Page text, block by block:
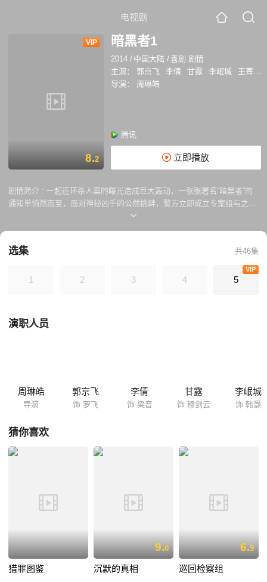
电视剧
VIP
8.2
暗黑者1
2014 / 中国大陆 /喜剧 剧情
主演：
郭京飞 李倩 甘露 李岷城 王菁
导演：
周琳皓
腾讯
立即播放
剧情简介 : 一起连环杀人案的曝光造成巨大轰动，一张张署名“暗黑者”的
通知单悄然而至，面对神秘凶手的公然挑衅，警方立即成立专案组与之抗
衡，令人大跌眼镜的是，这个团队的成员们个个“人中龙凤”——高智商low
堪称一群怒放的奇葩。一桩桩离奇罪案接踵而至，专案组众人在不断磨合
中日益强大，拼尽全力与神秘暗黑者斗智斗勇，随着案情的推进，一个惊
人的秘密即将被揭开……
选集 共46集
1 2 3 4 5
VIP
演职人员
周琳皓
导演
郭京飞
饰 罗飞
李倩
饰 梁音
甘露
饰 穆剑云
李岷城
饰 韩灏
猜你喜欢
猎罪图鉴
9.0
沉默的真相
6.9
巡回检察组